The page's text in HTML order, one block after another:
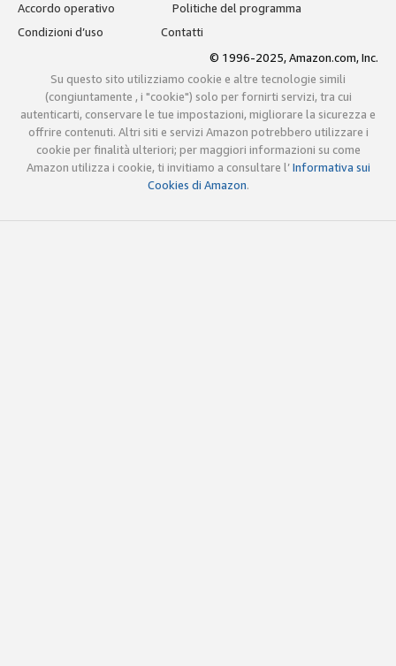
Accordo operativo
Politiche del programma
Condizioni d’uso
Contatti
© 1996-2025, Amazon.com, Inc.
Su questo sito utilizziamo cookie e altre tecnologie simili
(congiuntamente , i "cookie") solo per fornirti servizi, tra cui
autenticarti, conservare le tue impostazioni, migliorare la sicurezza e
offrire contenuti. Altri siti e servizi Amazon potrebbero utilizzare i
cookie per finalità ulteriori; per maggiori informazioni su come
Amazon utilizza i cookie, ti invitiamo a consultare l’Informativa sui
Cookies di Amazon.